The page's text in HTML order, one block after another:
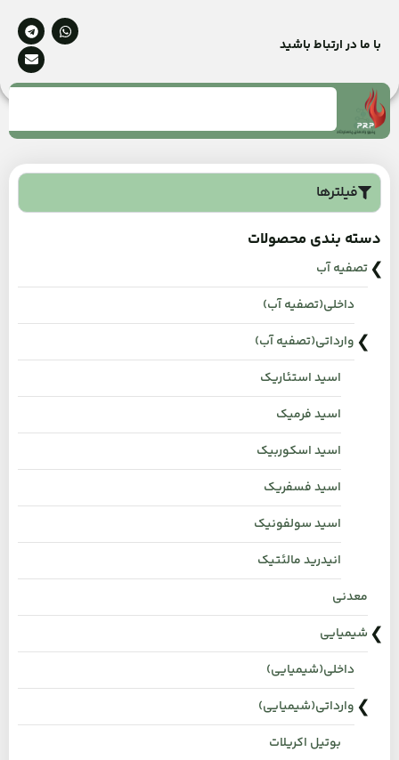
با ما در ارتباط باشید
فیلترها
دسته بندی محصولات
تصفیه آب
داخلی(تصفیه آب)
وارداتی(تصفیه آب)
اسید استئاریک
اسید فرمیک
اسید اسکوربیک
اسید فسفریک
اسید سولفونیک
انیدرید مالئتیک
معدنی
شیمیایی
داخلی(شیمیایی)
وارداتی(شیمیایی)
بوتیل اکریلات